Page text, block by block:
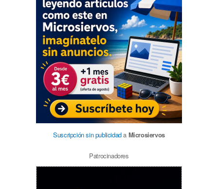
Suscripción sin publicidada Microsiervos
Patrocinadores